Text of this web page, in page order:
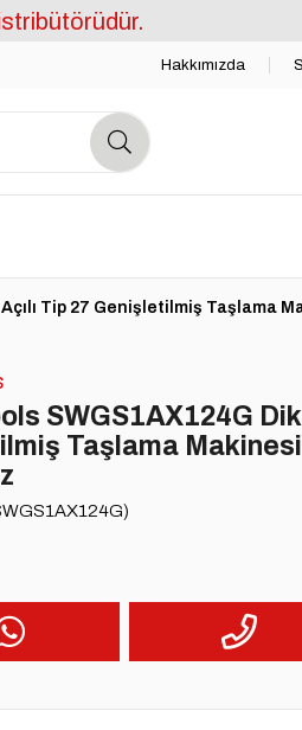
Hakkımızda
Tip 27 Genişletilmiş Taşlama
SWGS1AX124G Dik
Taşlama Makinesi